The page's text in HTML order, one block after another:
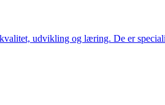
udvikling og læring. De er